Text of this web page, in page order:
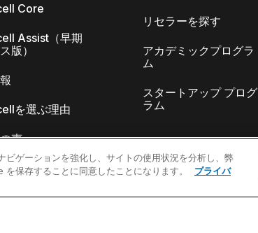
Core
Assist（早期
版）
を選ぶ理由
声
リセラーを探す
アカデミックプログラ
ム
スタートアップ プログ
ラム
ゲーションを強化し、サイトの使用状況を分析し、弊
保存することに同意したことになります。
プライバ